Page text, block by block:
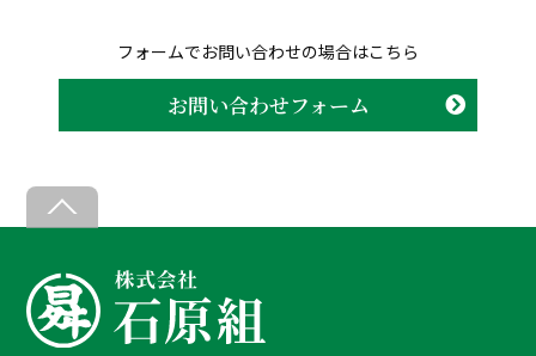
フォームでお問い合わせの場合はこちら
お問い合わせフォーム
B
c
k
T